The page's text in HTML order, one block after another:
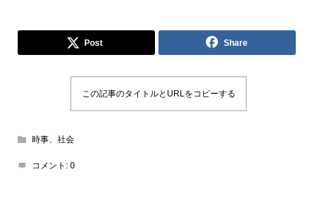
Post Share
この記事のタイトルとURLをコピーする
時事、社会
コメント: 0